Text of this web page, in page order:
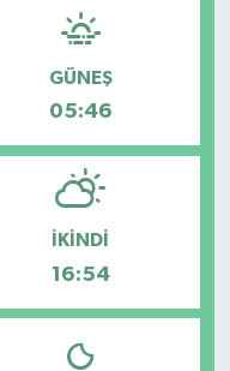
GÜNEŞ
05:46
İKINDI
16:54